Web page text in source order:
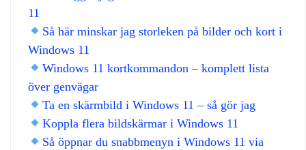
11
Så här minskar jag storleken på bilder och kort i
Windows 11
Windows 11 kortkommandon – komplett lista
över genvägar
Ta en skärmbild i Windows 11 – så gör jag
Koppla flera bildskärmar i Windows 11
Så öppnar du snabbmenyn i Windows 11 via